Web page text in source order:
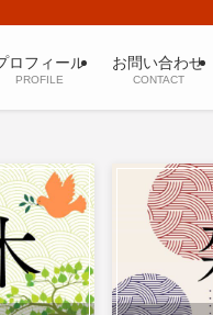
ロフィール
PROFILE
お問い合わせ
CONTACT